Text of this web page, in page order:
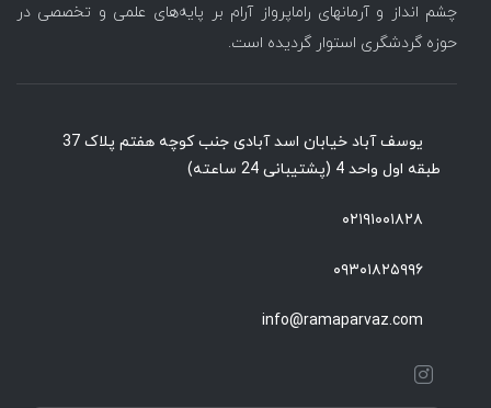
چشم انداز و آرمانهای راماپرواز آرام بر پایه‌های علمی و تخصصی در
حوزه گردشگری استوار گردیده است.
یوسف آباد خیابان اسد آبادی جنب کوچه هفتم پلاک 37
طبقه اول واحد 4 (پشتیبانی 24 ساعته)
۰۲۱۹۱۰۰۱۸۲۸
۰۹۳۰۱۸۲۵۹۹۶
info@ramaparvaz.com